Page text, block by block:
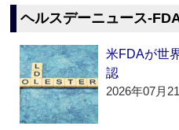
ヘルスデーニュース
米FDAが世
認
2026年07月